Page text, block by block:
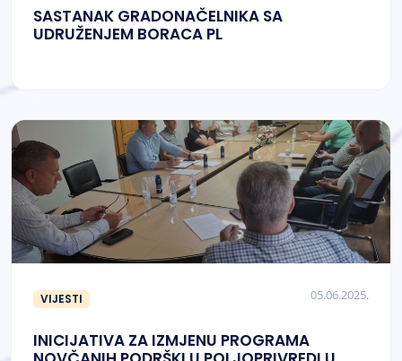
SASTANAK GRADONAČELNIKA SA
UDRUŽENJEM BORACA PL
VIJESTI 05.06.2025.
INICIJATIVA ZA IZMJENU PROGRAMA